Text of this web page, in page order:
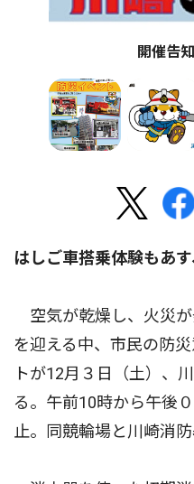
開催告
はしご車搭乗体験もあ
空気が乾燥し、火災
を迎える中、市民の防
トが12月３日（土）、
る。午前10時から午後
止。同競輪場と川崎消防